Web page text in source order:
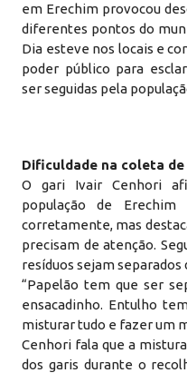
em Erechim provocou
diferentes pontos do
Dia esteve nos locais e
poder público para
ser seguidas pela
Dificuldade na coleta
O gari Ivair Cenhori
população de
corretamente, mas
precisam de atenção.
resíduos sejam separados
“Papelão tem que ser
ensacadinho. Entulho
misturar tudo e fazer um
Cenhori fala que a
dos garis durante o